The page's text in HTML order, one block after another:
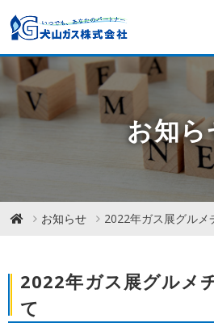
お知
お知らせ 2022年ガス展グルメ
2022年ガス展グルメ
て